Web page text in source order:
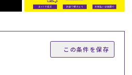
この条件を保存